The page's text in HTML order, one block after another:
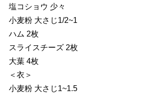
塩コショウ 少々
小麦粉 大さじ1/2~1
ハム 2枚
スライスチーズ 2枚
大葉 4枚
＜衣＞
小麦粉 大さじ1~1.5